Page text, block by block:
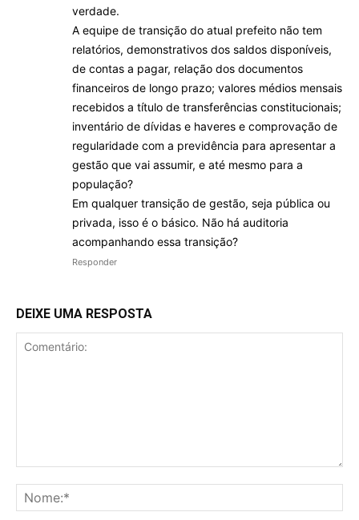
verdade.
A equipe de transição do atual prefeito não tem
relatórios, demonstrativos dos saldos disponíveis,
de contas a pagar, relação dos documentos
financeiros de longo prazo; valores médios mensais
recebidos a título de transferências constitucionais;
inventário de dívidas e haveres e comprovação de
regularidade com a previdência para apresentar a
gestão que vai assumir, e até mesmo para a
população?
Em qualquer transição de gestão, seja pública ou
privada, isso é o básico. Não há auditoria
acompanhando essa transição?
Responder
DEIXE UMA RESPOSTA